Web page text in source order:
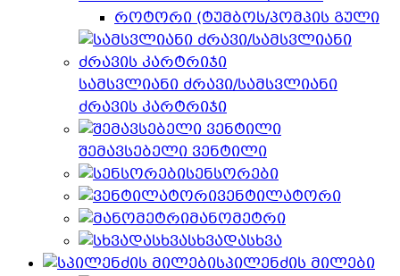
როტორი (ტუმბოს/პომპის გული
სამსვლიანი ძრავი/სამსვლიანი
ძრავის კარტრიჯი
შემავსებელი ვენტილი
სენსორები
ვენტილატორი
მანომეტრი
სხვადასხვა
სპილენძის მილები